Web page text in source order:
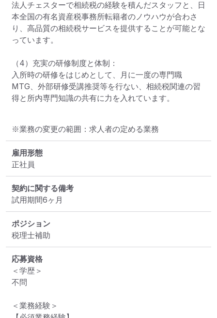
法人チェスターで相続税の経験を積んだスタッフと、日
本全国の有名資産税事務所転籍者のノウハウが合わさ
り、高品質の相続税サービスを提供することが可能とな
っています。
（4）充実の研修制度と体制：
入所時の研修をはじめとして、月に一度の専門職
MTG、外部研修受講推奨等を行ない、相続税関連の習
得と所内専門知識の共有に力を入れています。
※業務の変更の範囲：求人者の定める業務
雇用形態
正社員
契約に関する備考
試用期間6ヶ月
ポジション
税理士補助
応募資格
＜学歴＞
不問
＜業務経験＞